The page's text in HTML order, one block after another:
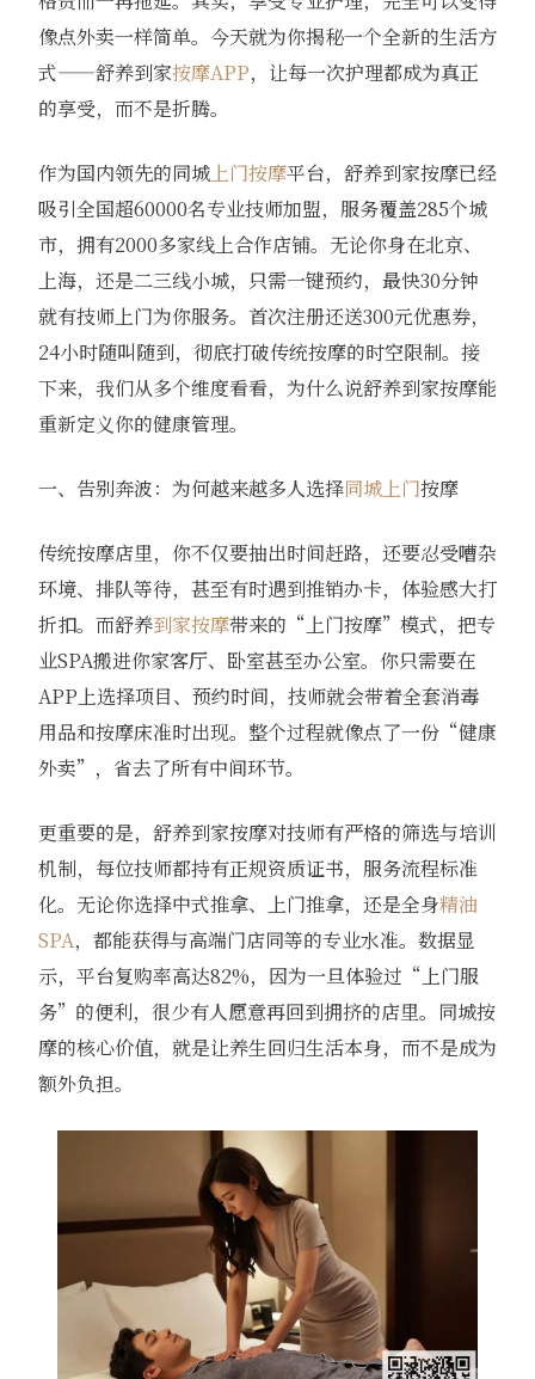
像点外卖一样简单。今天就为你揭秘一个全新的生活方
式——舒养到家按摩APP，让每一次护理都成为真正
的享受，而不是折腾。
作为国内领先的同城上门按摩平台，舒养到家按摩已经
吸引全国超60000名专业技师加盟，服务覆盖285个城
市，拥有2000多家线上合作店铺。无论你身在北京、
上海，还是二三线小城，只需一键预约，最快30分钟
就有技师上门为你服务。首次注册还送300元优惠券，
24小时随叫随到，彻底打破传统按摩的时空限制。接
下来，我们从多个维度看看，为什么说舒养到家按摩能
重新定义你的健康管理。
一、告别奔波：为何越来越多人选择同城上门按摩
传统按摩店里，你不仅要抽出时间赶路，还要忍受嘈杂
环境、排队等待，甚至有时遇到推销办卡，体验感大打
折扣。而舒养到家按摩带来的“上门按摩”模式，把专
业SPA搬进你家客厅、卧室甚至办公室。你只需要在
APP上选择项目、预约时间，技师就会带着全套消毒
用品和按摩床准时出现。整个过程就像点了一份“健康
外卖”，省去了所有中间环节。
更重要的是，舒养到家按摩对技师有严格的筛选与培训
机制，每位技师都持有正规资质证书，服务流程标准
化。无论你选择中式推拿、上门推拿，还是全身精油
SPA，都能获得与高端门店同等的专业水准。数据显
示，平台复购率高达82%，因为一旦体验过“上门服
务”的便利，很少有人愿意再回到拥挤的店里。同城按
摩的核心价值，就是让养生回归生活本身，而不是成为
额外负担。